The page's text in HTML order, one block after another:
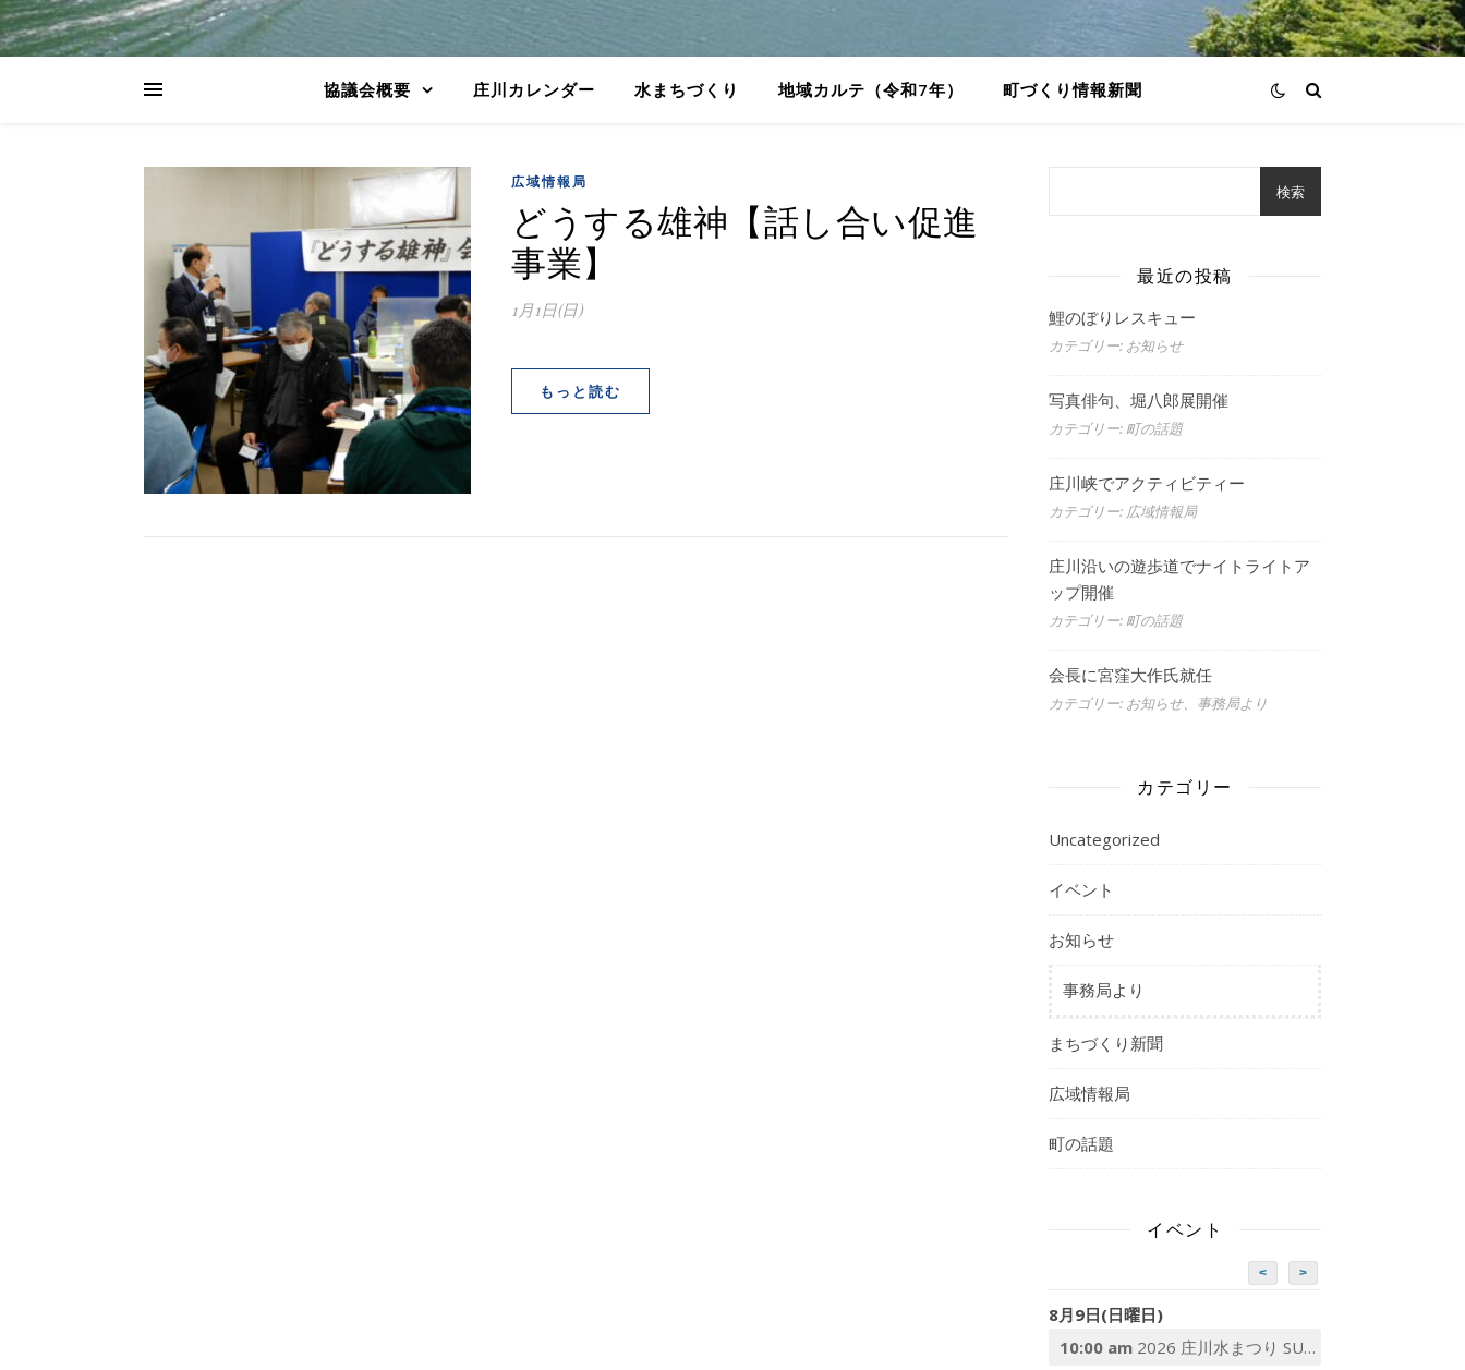
協議会概要 庄川カレンダー 水まちづくり 地域カルテ（令和7年） 町づくり情報新聞
広域情報局
どうする雄神【話し合い促進
事業】
1月1日(日)
もっと読む
検索
最近の投稿
鯉のぼりレスキュー
カテゴリー: お知らせ
写真俳句、堀八郎展開催
カテゴリー: 町の話題
庄川峡でアクティビティー
カテゴリー: 広域情報局
庄川沿いの遊歩道でナイトライトア
ップ開催
カテゴリー: 町の話題
会長に宮窪大作氏就任
カテゴリー: お知らせ、事務局より
カテゴリー
Uncategorized
イベント
お知らせ
事務局より
まちづくり新聞
広域情報局
町の話題
イベント
< >
8月9日(日曜日)
10:00 am 2026 庄川水まつり SUP体験